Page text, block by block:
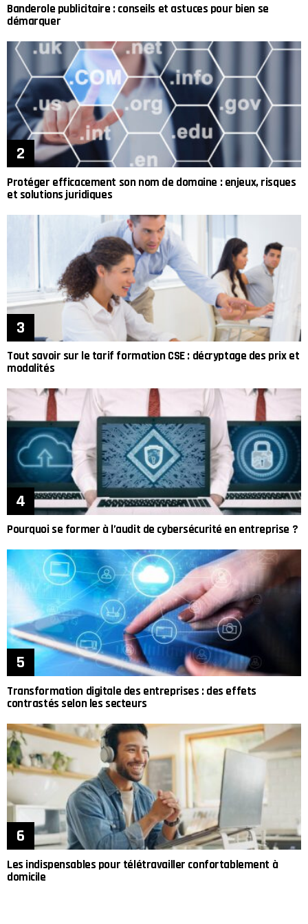
Banderole publicitaire : conseils et astuces pour bien se
démarquer
Protéger efficacement son nom de domaine : enjeux, risques
et solutions juridiques
Tout savoir sur le tarif formation CSE : décryptage des prix et
modalités
Pourquoi se former à l’audit de cybersécurité en entreprise ?
Transformation digitale des entreprises : des effets
contrastés selon les secteurs
Les indispensables pour télétravailler confortablement à
domicile